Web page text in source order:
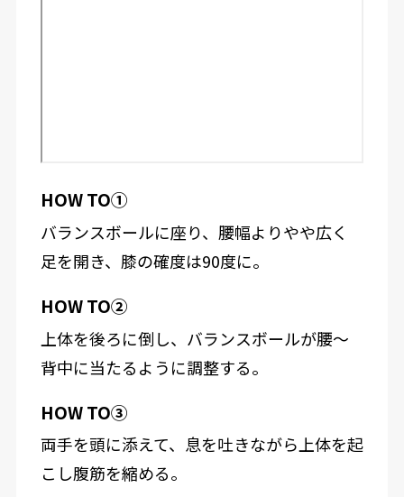
HOW TO①
バランスボールに座り、腰幅よりやや広く
足を開き、膝の確度は90度に。
HOW TO②
上体を後ろに倒し、バランスボールが腰～
背中に当たるように調整する。
HOW TO③
両手を頭に添えて、息を吐きながら上体を起
こし腹筋を縮める。